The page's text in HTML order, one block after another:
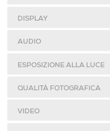
DISPLAY
AUDIO
ESPOSIZIONE ALLA LUCE
QUALITÀ FOTOGRAFICA
VIDEO